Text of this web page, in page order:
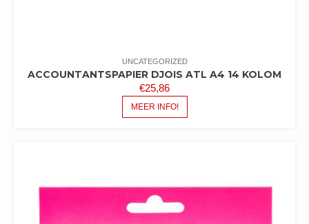
UNCATEGORIZED
ACCOUNTANTSPAPIER DJOIS ATL A4 14 KOLOM
€25,86
MEER INFO!